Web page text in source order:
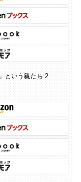
という親たち 2